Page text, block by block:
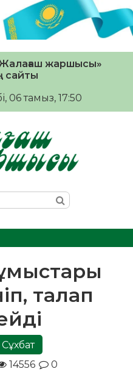
жаршысы»
сайты
06 тамыз, 17:50
талап
Сұхбат
14556 0